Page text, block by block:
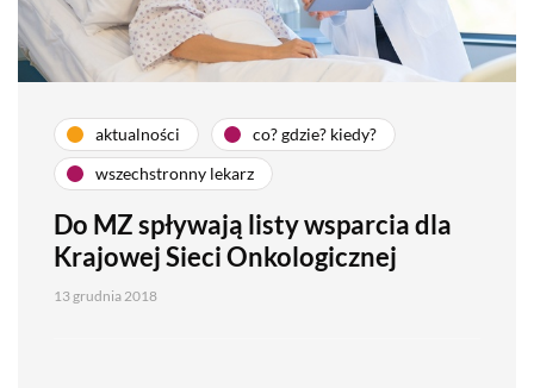
aktualności
co? gdzie? kiedy?
wszechstronny lekarz
Do MZ spływają listy wsparcia dla
Krajowej Sieci Onkologicznej
13 grudnia 2018